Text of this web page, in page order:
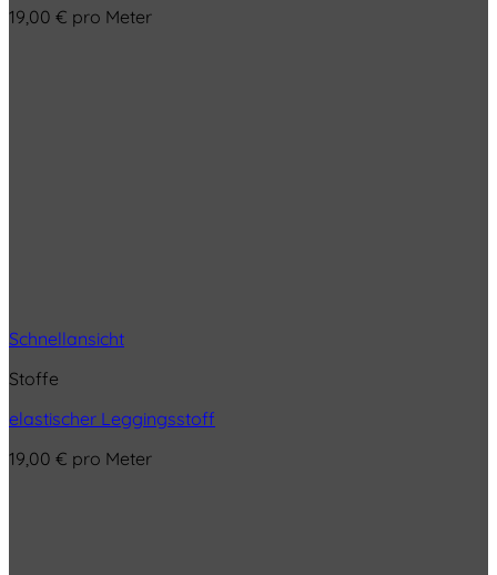
19,00 € pro Meter
Schnellansicht
Stoffe
elastischer Leggingsstoff
19,00 € pro Meter